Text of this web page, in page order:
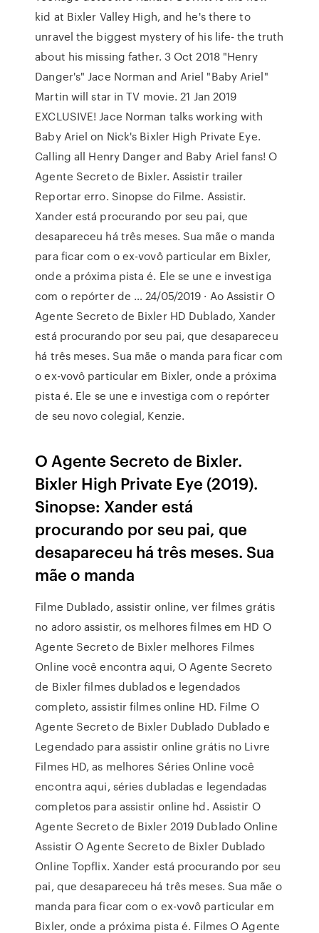
kid at Bixler Valley High, and he's there to
unravel the biggest mystery of his life- the truth
about his missing father. 3 Oct 2018 "Henry
Danger's" Jace Norman and Ariel "Baby Ariel"
Martin will star in TV movie. 21 Jan 2019
EXCLUSIVE! Jace Norman talks working with
Baby Ariel on Nick's Bixler High Private Eye.
Calling all Henry Danger and Baby Ariel fans! O
Agente Secreto de Bixler. Assistir trailer
Reportar erro. Sinopse do Filme. Assistir.
Xander está procurando por seu pai, que
desapareceu há três meses. Sua mãe o manda
para ficar com o ex-vovô particular em Bixler,
onde a próxima pista é. Ele se une e investiga
com o repórter de … 24/05/2019 · Ao Assistir O
Agente Secreto de Bixler HD Dublado, Xander
está procurando por seu pai, que desapareceu
há três meses. Sua mãe o manda para ficar com
o ex-vovô particular em Bixler, onde a próxima
pista é. Ele se une e investiga com o repórter
de seu novo colegial, Kenzie.
O Agente Secreto de Bixler.
Bixler High Private Eye (2019).
Sinopse: Xander está
procurando por seu pai, que
desapareceu há três meses. Sua
mãe o manda
Filme Dublado, assistir online, ver filmes grátis
no adoro assistir, os melhores filmes em HD O
Agente Secreto de Bixler melhores Filmes
Online você encontra aqui, O Agente Secreto
de Bixler filmes dublados e legendados
completo, assistir filmes online HD. Filme O
Agente Secreto de Bixler Dublado Dublado e
Legendado para assistir online grátis no Livre
Filmes HD, as melhores Séries Online você
encontra aqui, séries dubladas e legendadas
completos para assistir online hd. Assistir O
Agente Secreto de Bixler 2019 Dublado Online
Assistir O Agente Secreto de Bixler Dublado
Online Topflix. Xander está procurando por seu
pai, que desapareceu há três meses. Sua mãe o
manda para ficar com o ex-vovô particular em
Bixler, onde a próxima pista é. Filmes O Agente